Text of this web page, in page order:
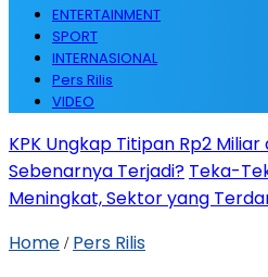
ENTERTAINMENT
SPORT
INTERNASIONAL
Pers Rilis
VIDEO
KPK Ungkap Titipan Rp2
Sebenarnya Terjadi? Teka-
Meningkat, Sektor yang
Home / Pers Rilis